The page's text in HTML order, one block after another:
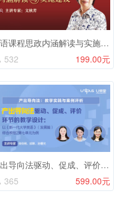
外语课程思政内涵解读与实施建议
532
199.00元
产出导向法驱动、促成、评价环节的教学设计
365
599.00元